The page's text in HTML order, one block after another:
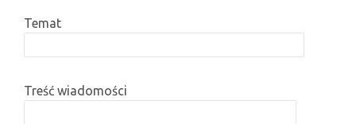
Temat
Treść wiadomości